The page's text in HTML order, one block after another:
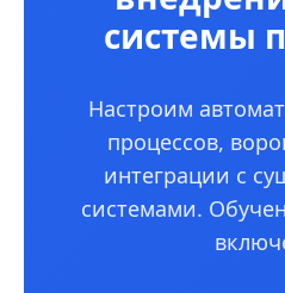
системы
Настроим
процессов,
интеграции с
системами.